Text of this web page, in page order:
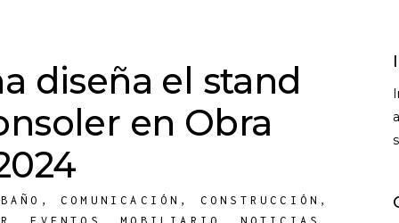
diseña el stand
en Obra
BAÑO ,COMUNICACIÓN , CONSTRUCCIÓN ,